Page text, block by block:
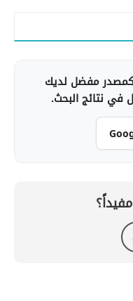
مفضل لديك
في نتائج البحث.